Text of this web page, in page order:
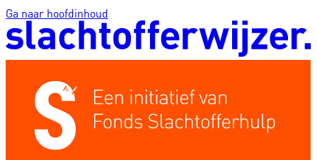
Ga naar hoofdinhoud